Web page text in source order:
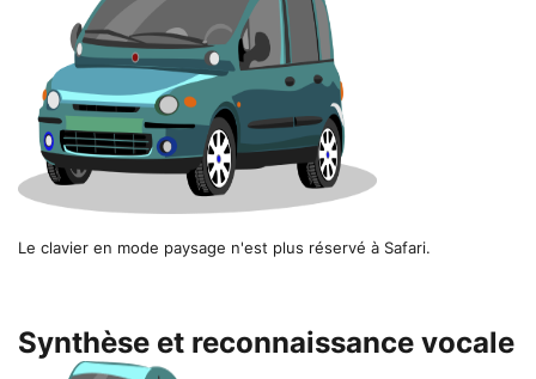
Le clavier en mode paysage n'est plus réservé à Safari.
Synthèse et reconnaissance vocale